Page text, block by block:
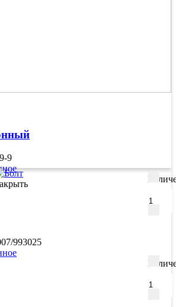
9
993025